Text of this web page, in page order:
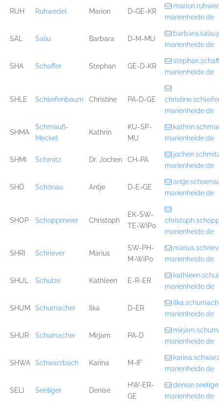
RUH Ruhwedel Marion D-GE-KR
marienheide.de
SAL Saliu Barbara D-M-MU
marienheide.de
SHA Schaffer Stephan GE-D-KR
marienheide.de
SHLE Schleifenbaum Christine PA-D-GE
marienheide.de
SHMA
Schmauß-
Meckel
Kathrin
KU-SP-
MU
marienheide.de
SHMI Schmitz Dr. Jochen CH-PA
marienheide.de
SHÖ Schönau Antje D-E-GE
marienheide.de
SHOP Schoppmeier Christoph
EK-SW-
TE-WiPo
marienheide.de
SHRI Schriever Marius
SW-PH-
M-WiPo
marienheide.de
SHUL Schulze Kathleen E-R-ER
marienheide.de
SHUM Schumacher Ilka D-ER
marienheide.de
SHUR Schumacher Mirjam PA-D
marienheide.de
SHWA Schwarzbach Karina M-IF
marienheide.de
SELI Seeliger Denise
HW-ER-
GE
marienheide.de